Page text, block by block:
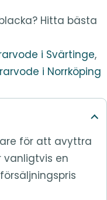
Hitta bästa
i Svärtinge,
i Norrköping
för att avyttra
vanligtvis en